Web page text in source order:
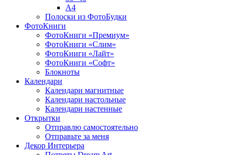
A4
Полоски из ФотоБудки
ФотоКниги
ФотоКниги «Премиум»
ФотоКниги «Слим»
ФотоКниги «Лайт»
ФотоКниги «Софт»
Блокноты
Календари
Календари магнитные
Календари настольные
Календари настенные
Открытки
Отправлю самостоятельно
Отправьте за меня
Декор Интерьера